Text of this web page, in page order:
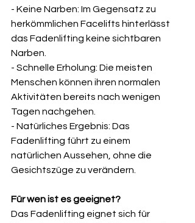
- Keine Narben: Im Gegensatz zu
herkömmlichen Facelifts hinterlässt
das Fadenlifting keine sichtbaren
Narben.
- Schnelle Erholung: Die meisten
Menschen können ihren normalen
Aktivitäten bereits nach wenigen
Tagen nachgehen.
- Natürliches Ergebnis: Das
Fadenlifting führt zu einem
natürlichen Aussehen, ohne die
Gesichtszüge zu verändern.
Für wen ist es geeignet?
Das Fadenlifting eignet sich für